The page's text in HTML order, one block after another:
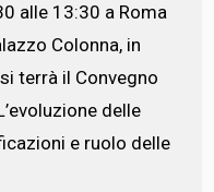
alle 13:30 a Roma
Colonna, in
terrà il Convegno
delle
e ruolo delle